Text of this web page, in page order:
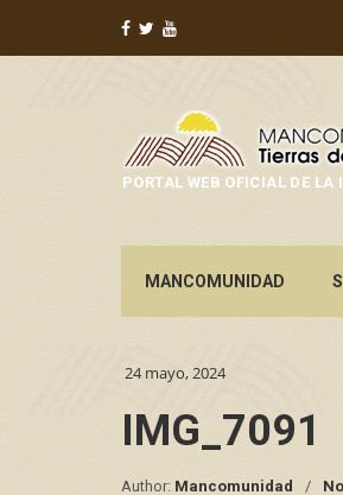
PORTAL WEB OFICIAL DE LA
MANCOMUNIDAD
24 mayo, 2024
IMG_7091
Author: Mancomunidad